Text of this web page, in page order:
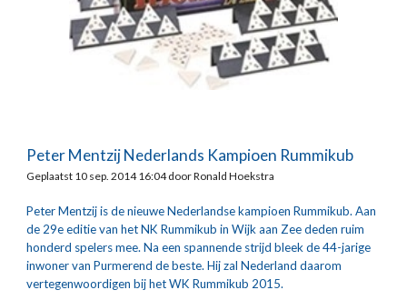
Peter Mentzij Nederlands Kampioen Rummikub
Geplaatst 10 sep. 2014 16:04 door Ronald Hoekstra
Peter Mentzij is de nieuwe Nederlandse kampioen Rummikub. Aan
de 29e editie van het NK Rummikub in Wijk aan Zee deden ruim
honderd spelers mee. Na een spannende strijd bleek de 44-jarige
inwoner van Purmerend de beste. Hij zal Nederland daarom
vertegenwoordigen bij het WK Rummikub 2015.